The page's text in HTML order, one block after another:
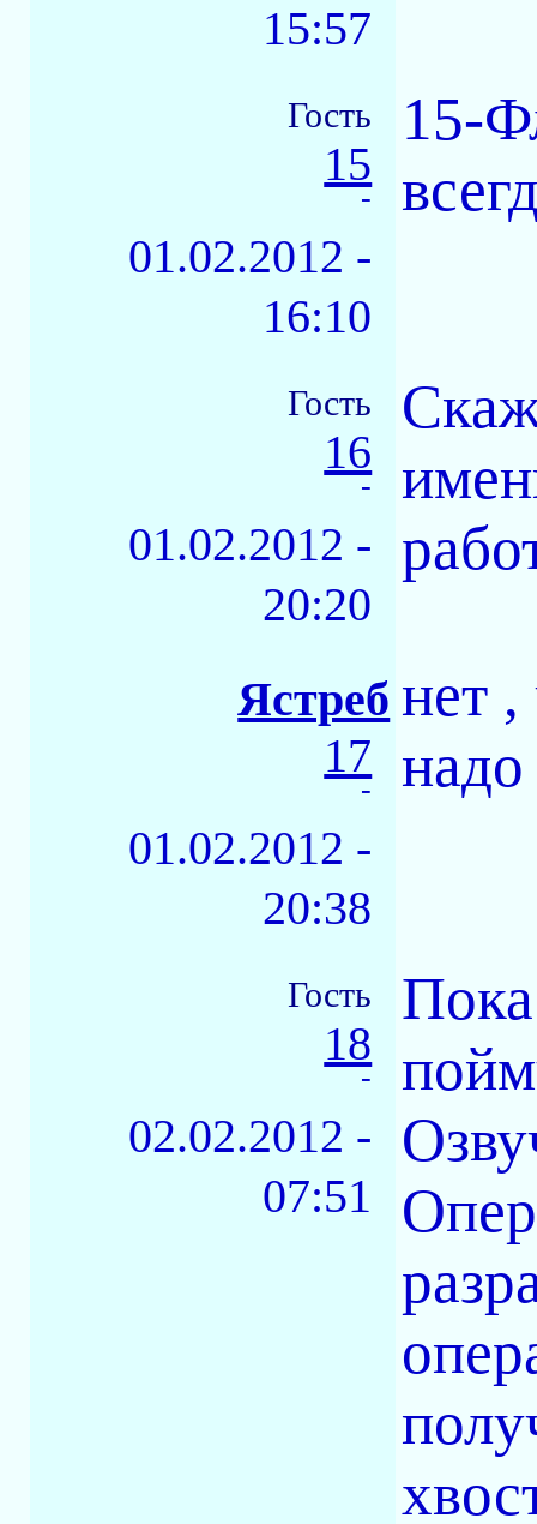
15:57
Гость
15
-
01.02.2012 -
16:10
15-
Гость
16
-
01.02.2012 -
20:20
Ястреб
17
-
01.02.2012 -
20:38
нет
Гость
18
-
02.02.2012 -
07:51